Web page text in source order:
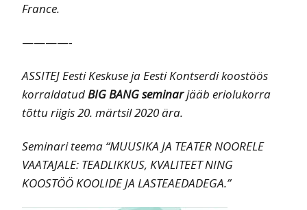
France.
————-
ASSITEJ Eesti Keskuse ja Eesti Kontserdi koostöös
korraldatudBIG BANG seminarjääb eriolukorra
tõttu riigis 20. märtsil 2020 ära.
Seminari teema “MUUSIKA JA TEATER NOORELE
VAATAJALE: TEADLIKKUS, KVALITEET NING
KOOSTÖÖ KOOLIDE JA LASTEAEDADEGA.”